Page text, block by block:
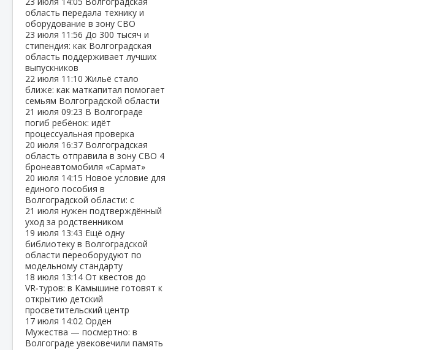
область передала технику и
оборудование в зону СВО
23 июля 11:56 До 300 тысяч и
стипендия: как Волгоградская
область поддерживает лучших
выпускников
22 июля 11:10Жильё стало
ближе: как маткапитал помогает
семьям Волгоградской области
21 июля 09:23 В Волгограде
погиб ребёнок: идёт
процессуальная проверка
20 июля 16:37 Волгоградская
область отправила в зону СВО 4
бронеавтомобиля «Сармат»
20 июля 14:15 Новое условие для
единого пособия в
Волгоградской области: с
21 июля нужен подтверждённый
уход за родственником
19 июля 13:43 Ещё одну
библиотеку в Волгоградской
области переоборудуют по
модельному стандарту
18 июля 13:14 От квестов до
VR‑туров: в Камышине готовят к
открытию детский
просветительский центр
17 июля 14:02 Орден
Мужества — посмертно: в
Волгограде увековечили память